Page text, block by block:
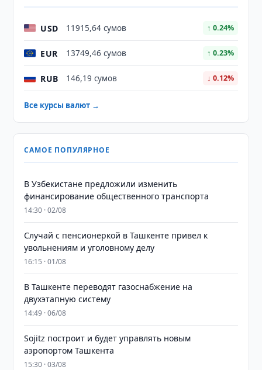
USD 11915,64 сумов ↑ 0.24%
EUR 13749,46 сумов ↑ 0.23%
RUB 146,19 сумов ↓ 0.12%
Все курсы валют →
САМОЕ ПОПУЛЯРНОЕ
В Узбекистане предложили изменить
финансирование общественного транспорта
14:30 · 02/08
Случай с пенсионеркой в Ташкенте привел к
увольнениям и уголовному делу
16:15 · 01/08
В Ташкенте переводят газоснабжение на
двухэтапную систему
14:49 · 06/08
Sojitz построит и будет управлять новым
аэропортом Ташкента
15:30 · 03/08